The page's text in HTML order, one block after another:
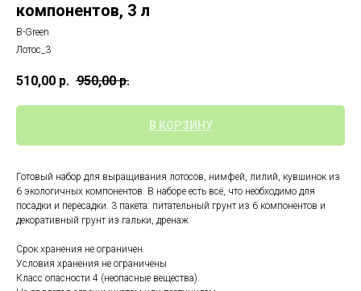
компонентов, 3 л
B-Green
Лотос_3
510,00 р. 950,00 р.
В КОРЗИНУ
Готовый набор для выращивания лотосов, нимфей, лилий, кувшинок из
6 экологичных компонентов. В наборе есть всё, что необходимо для
посадки и пересадки. 3 пакета: питательный грунт из 6 компонентов и
декоративный грунт из гальки, дренаж
Срок хранения не ограничен.
Условия хранения не ограничены
Класс опасности 4 (неопасные вещества).